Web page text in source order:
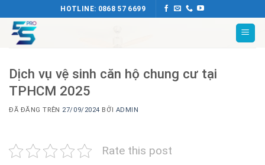
đến
HOTLINE: 0868 57 6699
Dịch vụ vệ sinh căn hộ chung cư tại
TPHCM 2025
ĐÃ ĐĂNG TRÊN 27/09/2024 BỞI ADMIN
Rate this post